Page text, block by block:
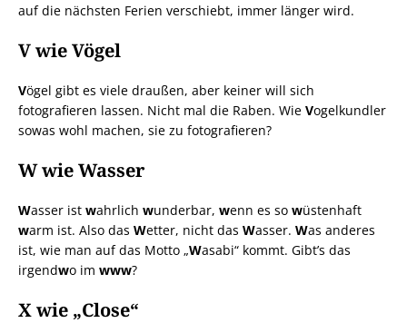
auf die nächsten Ferien verschiebt, immer länger wird.
V wie Vögel
Vögel gibt es viele draußen, aber keiner will sich
fotografieren lassen. Nicht mal die Raben. Wie Vogelkundler
sowas wohl machen, sie zu fotografieren?
W wie Wasser
Wasser ist wahrlich wunderbar, wenn es so wüstenhaft
warm ist. Also das Wetter, nicht das Wasser. Was anderes
ist, wie man auf das Motto „Wasabi“ kommt. Gibt’s das
irgendwo im www?
X wie „Close“